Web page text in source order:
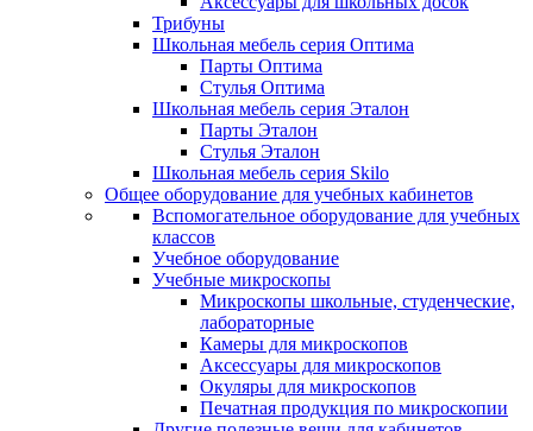
Трибуны
Школьная мебель серия Оптима
Парты Оптима
Стулья Оптима
Школьная мебель серия Эталон
Парты Эталон
Стулья Эталон
Школьная мебель серия Skilo
Общее оборудование для учебных кабинетов
Вспомогательное оборудование для учебных
классов
Учебное оборудование
Учебные микроскопы
Микроскопы школьные, студенческие,
лабораторные
Камеры для микроскопов
Аксессуары для микроскопов
Окуляры для микроскопов
Печатная продукция по микроскопии